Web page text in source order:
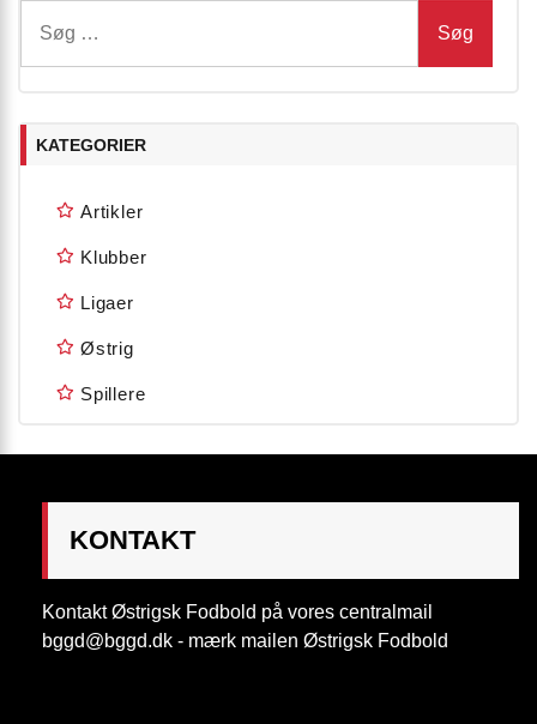
efter:
KATEGORIER
Artikler
Klubber
Ligaer
Østrig
Spillere
KONTAKT
Kontakt Østrigsk Fodbold på vores centralmail
bggd@bggd.dk - mærk mailen Østrigsk Fodbold